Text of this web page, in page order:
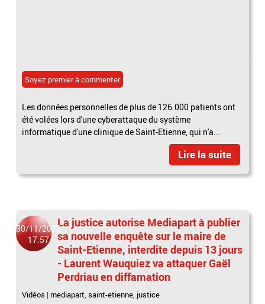
Soyez premier à commenter
Les données personnelles de plus de 126.000 patients ont
été volées lors d'une cyberattaque du système
informatique d'une clinique de Saint-Etienne, qui n'a...
Lire la suite
30/11/2022
17:57
La justice autorise Mediapart à publier
sa nouvelle enquête sur le maire de
Saint-Etienne, interdite depuis 13 jours
- Laurent Wauquiez va attaquer Gaël
Perdriau en diffamation
Vidéos | mediapart,saint-etienne, justice